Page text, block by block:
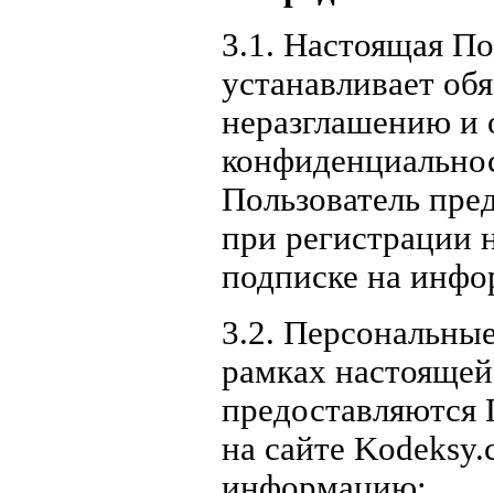
3.1. Настоящая
устанавливает
неразглашению
Пользователь
при регистрации
подписке на
3.2.
рамках
на сайте